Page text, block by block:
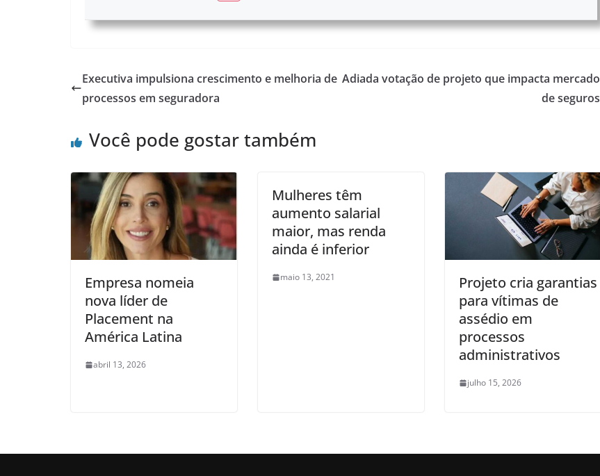
Executiva impulsiona crescimento e melhoria de
processos em seguradora
Adiada votação de projeto que impacta mercado
de seguros
Você pode gostar também
Empresa nomeia
nova líder de
Placement na
América Latina
abril 13, 2026
Mulheres têm
aumento salarial
maior, mas renda
ainda é inferior
maio 13, 2021
Projeto cria garantias
para vítimas de
assédio em
processos
administrativos
julho 15, 2026